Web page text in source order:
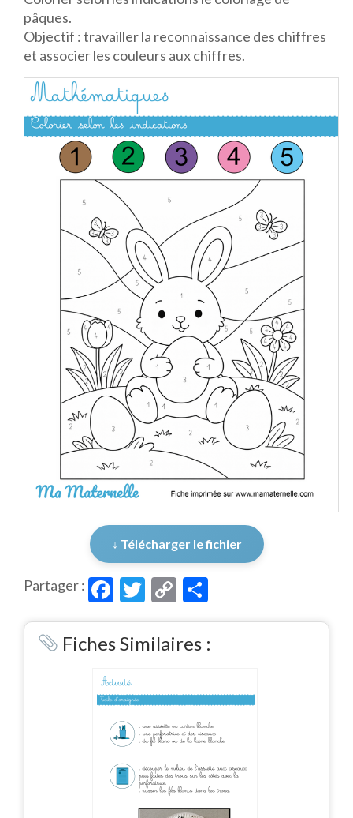
pâques.
Objectif : travailler la reconnaissance des chiffres
et associer les couleurs aux chiffres.
↓ Télécharger le fichier
Partager : Facebook
Twitter
Copy
Link
Fiches Similaires :